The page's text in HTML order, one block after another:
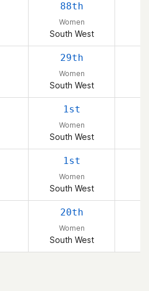
88th
Women
South West
29th
Women
South West
1st
Women
South West
1st
Women
South West
20th
Women
South West